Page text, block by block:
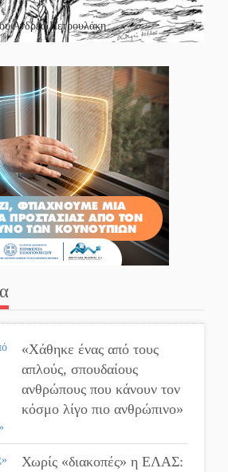
Ανδρέα Πετρουλάκη
«Χάθηκε ένας από τους
απλούς, σπουδαίους
ανθρώπους που κάνουν τον
κόσμο λίγο πιο ανθρώπινο»
Χωρίς «διακοπές» η ΕΛΑΣ: